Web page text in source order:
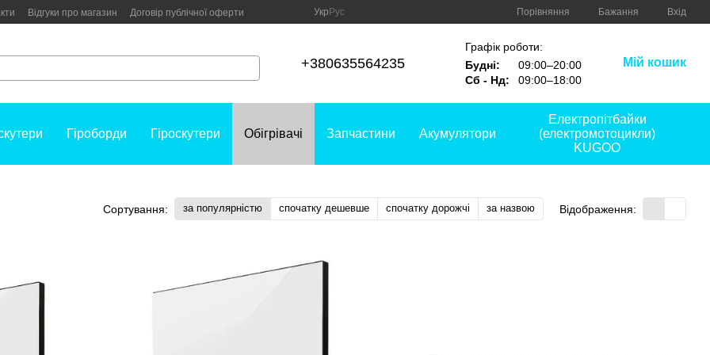
Відгуки про магазин Договір публічної оферти Укр Рус Порівняння Бажання Вхід
+380635564235
Графік роботи:
Будні:
09:00–20:00
Сб - Нд:
09:00–18:00
Мій кошик
Гіроборди Гіроскутери Обігрівачі Запчастини Акумулятори
Електропітбайки
(електромотоцикли)
KUGOO
Сортування: за популярністю спочатку дешевше спочатку дорожчі за назвою Відображення: